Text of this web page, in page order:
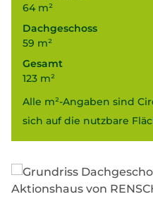
64 m²
Dachgeschoss
59 m²
Gesamt
123 m²
Alle m²-Angaben sind
sich auf die nutzbare